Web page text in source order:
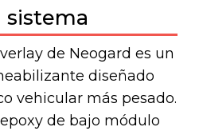
sistema
de Neogard es un
diseñado
vehicular más pesado.
de bajo módulo